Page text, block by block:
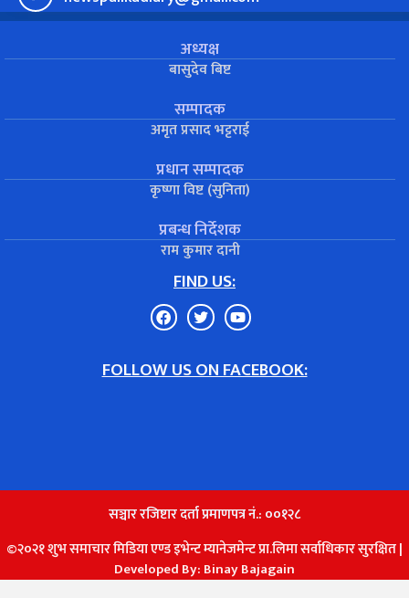
अध्यक्ष
बासुदेव बिष्ट
सम्पादक
अमृत प्रसाद भट्टराई
प्रधान सम्पादक
कृष्णा विष्ट (सुनिता)
प्रबन्ध निर्देशक
राम कुमार दानी
FIND US:
FOLLOW US ON FACEBOOK:
सञ्चार रजिष्टार दर्ता प्रमाणपत्र नं.: ००१२८
©२०२१ शुभ समाचार मिडिया एण्ड इभेन्ट म्यानेजमेन्ट प्रा.लिमा सर्वाधिकार सुरक्षित |
Developed By: Binay Bajagain